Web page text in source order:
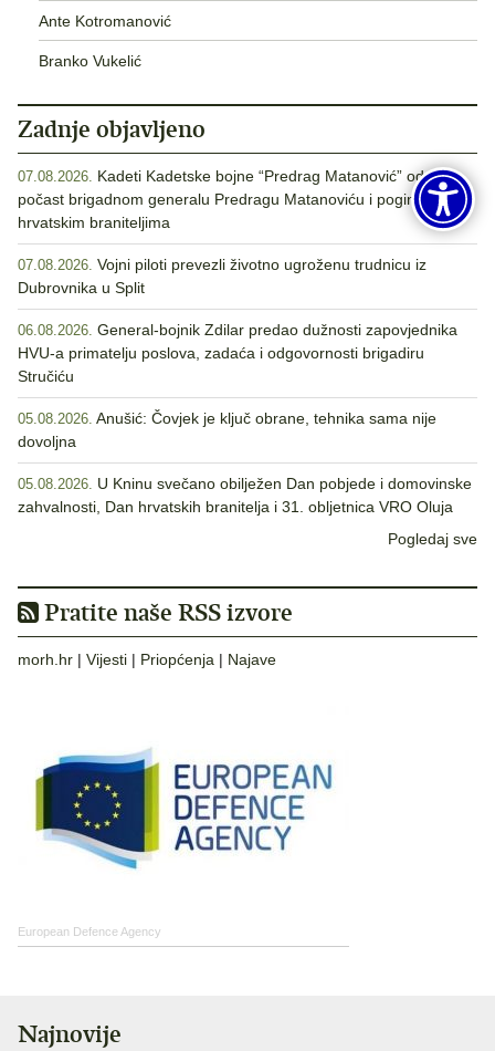
Ante Kotromanović
Branko Vukelić
Zadnje objavljeno
07.08.2026. Kadeti Kadetske bojne “Predrag Matanović” odali
počast brigadnom generalu Predragu Matanoviću i poginulim
hrvatskim braniteljima
07.08.2026. Vojni piloti prevezli životno ugroženu trudnicu iz
Dubrovnika u Split
06.08.2026. General-bojnik Zdilar predao dužnosti zapovjednika
HVU-a primatelju poslova, zadaća i odgovornosti brigadiru
Stručiću
05.08.2026. Anušić: Čovjek je ključ obrane, tehnika sama nije
dovoljna
05.08.2026. U Kninu svečano obilježen Dan pobjede i domovinske
zahvalnosti, Dan hrvatskih branitelja i 31. obljetnica VRO Oluja
Pogledaj sve
Pratite naše RSS izvore
morh.hr | Vijesti | Priopćenja | Najave
European Defence Agency
Najnovije